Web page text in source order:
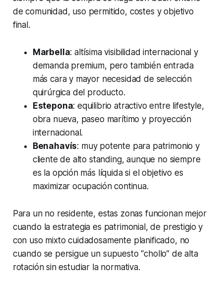
de comunidad, uso permitido, costes y objetivo
final.
Marbella: altísima visibilidad internacional y
demanda premium, pero también entrada
más cara y mayor necesidad de selección
quirúrgica del producto.
Estepona: equilibrio atractivo entre lifestyle,
obra nueva, paseo marítimo y proyección
internacional.
Benahavís: muy potente para patrimonio y
cliente de alto standing, aunque no siempre
es la opción más líquida si el objetivo es
maximizar ocupación continua.
Para un no residente, estas zonas funcionan mejor
cuando la estrategia es patrimonial, de prestigio y
con uso mixto cuidadosamente planificado, no
cuando se persigue un supuesto “chollo” de alta
rotación sin estudiar la normativa.